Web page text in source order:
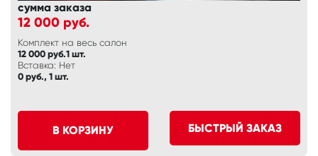
сумма заказа
12 000 руб.
Комплект на весь салон
12 000 руб.1 шт.
Вставка: Нет
0 руб., 1 шт.
В КОРЗИНУ БЫСТРЫЙ ЗАКАЗ